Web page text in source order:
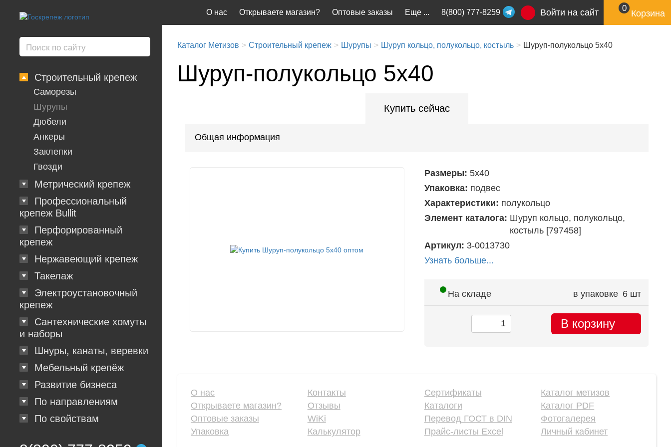
Строительный крепеж
Саморезы
Шурупы
Дюбели
Анкеры
Заклепки
Гвозди
Метрический крепеж
Профессиональный
крепеж Bullit
Перфорированный
крепеж
Нержавеющий крепеж
Такелаж
Электроустановочный
крепеж
Сантехнические хомуты
и наборы
Шнуры, канаты, веревки
Мебельный крепёж
Развитие бизнеса
По направлениям
По свойствам
Еще ...
О нас Открываете магазин? Оптовые заказы 8(800) 777-8259 Войти на сайт 0
Корзина
Каталог Метизов Строительный крепеж Шурупы Шуруп кольцо, полукольцо, костыль Шуруп-полукольцо 5х40
Шуруп-полукольцо 5х40
Купить сейчас
Общая информация
Размеры: 5х40
Упаковка: подвес
Характеристики: полукольцо
Элемент каталога: Шуруп кольцо, полукольцо,
костыль [797458]
Артикул: 3-0013730
Узнать больше...
На складе в упаковке 6 шт
В корзину
О нас
Открываете магазин?
Оптовые заказы
Упаковка
Контакты
Отзывы
WiKi
Калькулятор
Сертификаты
Каталоги
Перевод ГОСТ в DIN
Прайс-листы Excel
Каталог метизов
Каталог PDF
Фотогалерея
Личный кабинет